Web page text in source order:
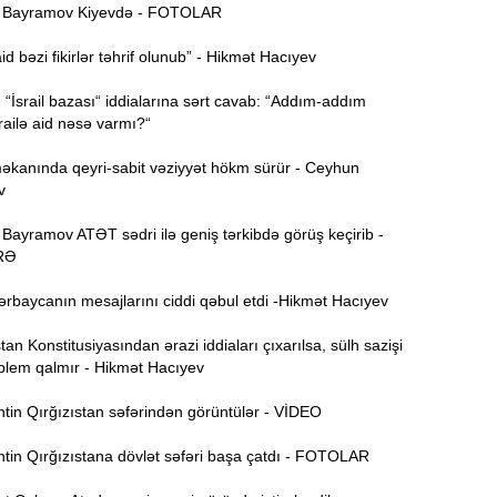
Kiyevdə - FOTOLAR
bəzi fikirlər təhrif olunub” - Hikmət Hacıyev
bazası“ iddialarına sərt cavab: “Addım-addım
aid nəsə varmı?“
qeyri-sabit vəziyyət hökm sürür - Ceyhun
ATƏT sədri ilə geniş tərkibdə görüş keçirib -
mesajlarını ciddi qəbul etdi -Hikmət Hacıyev
Konstitusiyasından ərazi iddiaları çıxarılsa, sülh sazişi
qalmır - Hikmət Hacıyev
Qırğızıstan səfərindən görüntülər - VİDEO
Qırğızıstana dövlət səfəri başa çatdı - FOTOLAR